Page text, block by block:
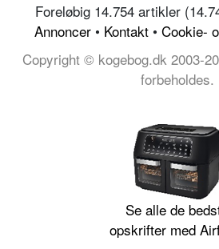
Foreløbig 14.754 artikler
Annoncer • Kontakt • Cookie-
Copyright © kogebog.dk 2003-
forbeholdes.
Se alle de
opskrifter med